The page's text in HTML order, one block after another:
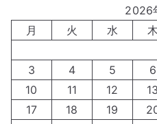
2026
月
火 水 木
3
4 5 6
10
11 12 13
17
18 19